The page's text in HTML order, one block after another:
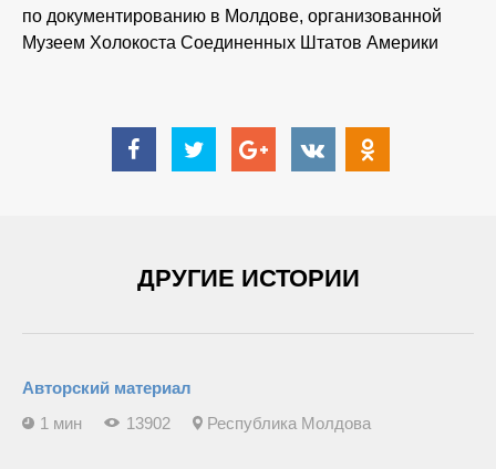
по документированию в Молдове, организованной
Музеем Холокоста Соединенных Штатов Америки
ДРУГИЕ ИСТОРИИ
Авторский материал
1 мин
13902 Республика Молдова